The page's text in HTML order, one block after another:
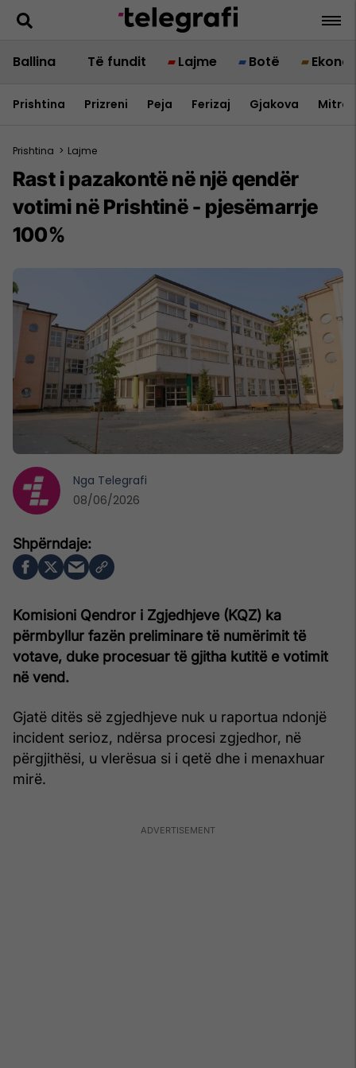
Ballina Të fundit Lajme Botë
Prishtina Prizreni Peja Ferizaj Gjakova
Prishtina > Lajme
Rast i pazakontë në një qendër
votimi në Prishtinë - pjesëmarrje
100%
Komisioni Qendror i Zgjedhjeve (KQZ) ka
përmbyllur fazën preliminare të numërimit të
votave, duke procesuar të gjitha kutitë e votimit
në vend.
Gjatë ditës së zgjedhjeve nuk u raportua ndonjë
incident serioz, ndërsa procesi zgjedhor, në
përgjithësi, u vlerësua si i qetë dhe i menaxhuar
mirë.
Nga Telegrafi
08/06/2026